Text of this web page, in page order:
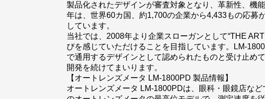
製品化されたデザインが審査対象となり、革新性、機
年は、世界60カ国、約1,700の企業から4,433もの応募
しています。
当社では、2008年より企業スローガンとして“THE
びを感じていただけることを目指しています。LM-
で通用するデザインとして認められたものと受け止め
開発を続けてまいります。
【オートレンズメータ LM-1800PD 製品情報】
オートレンズメータ LM-1800PDは、眼科・眼鏡店な